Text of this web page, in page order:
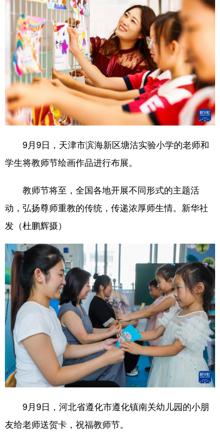
9月9日，天津市滨海新区塘沽实验小学的老师和
学生将教师节绘画作品进行布展。
教师节将至，全国各地开展不同形式的主题活
动，弘扬尊师重教的传统，传递浓厚师生情。新华社
发（杜鹏辉摄）
9月9日，河北省遵化市遵化镇南关幼儿园的小朋
友给老师送贺卡，祝福教师节。